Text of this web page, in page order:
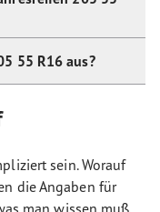
55 R16 aus?
sein. Worauf
die Angaben für
man wissen muß,